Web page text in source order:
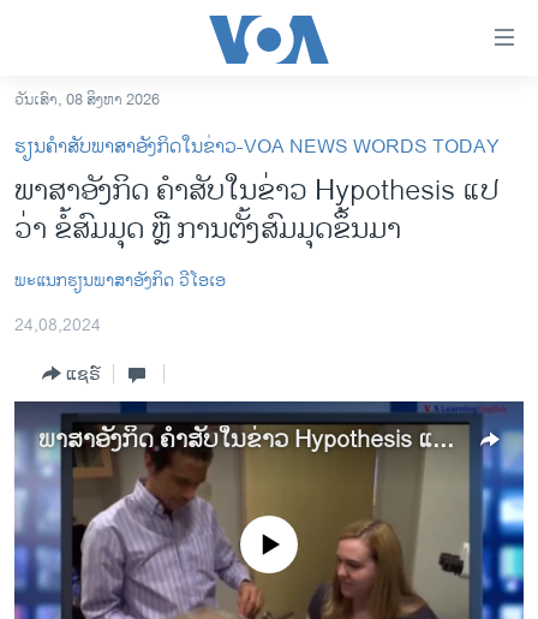
ເຂົ້າ
ຫາ
ຂ້າມ
ຂ້າມ
ຂ້າມ
ຫາ
ຊອກ
ຄົ້ນ
ລາວ
ອາເມຣິກາ
ການເລືອກຕັ້ງ ປະທານາທີບໍດີ ສະຫະລັດ 2024
ຂ່າວ​ຈີນ
ໂລກ
ເອເຊຍ
ອິດສະຫຼະພາບດ້ານການຂ່າວ
ຊີວິດຊາວລາວ
ຊຸມຊົນຊາວລາວ
ວິທະຍາສາດ-ເທັກໂນໂລຈີ
ທຸລະກິດ
ວັນເສົາ, 08 ສິງຫາ 2026
ຮຽນຄຳສັບພາສາອັງກິດໃນຂ່າວ-VOA NEWS WORDS TODAY
ພາສາອັງກິດ ຄໍາສັບໃນຂ່າວ Hypothesis ແປ
ວ່າ ຂໍ້ສົມມຸດ ຫຼື ການຕັ້ງສົມມຸດຂຶ້ນມາ
ພ​ະ​ແນກ​ຮຽນ​ພາ​ສາ​ອັງ​ກິດ ​ວີ​ໂອ​ເອ
24,08,2024
ແຊຣ໌
ພາສາອັງກິດ ຄໍາສັບໃນຂ່າວ Hypothesis ແປວ່າ ຂໍ້ສົມມຸດ ຫຼື ການຕັ້ງສົມມຸດຂຶ້ນມາ
No media source currently available